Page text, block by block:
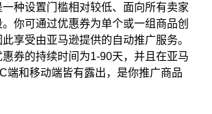
种设置门槛相对较低、面向所有卖家
你可通过优惠券为单个或一组商品创
享受由亚马逊提供的自动推广服务。
券的持续时间为1-90天，并且在亚马
端和移动端皆有露出，是你推广商品